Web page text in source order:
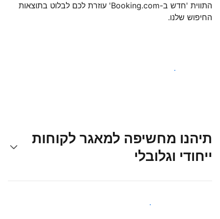
התווית 'חדש ב-Booking.com' עוזרת לכם לבלוט בתוצאות
החיפוש שלנו.
צאו לדרך עוד היום
תיהנו מחשיפה למאגר לקוחות
ייחודי וגלובלי
קבלו חשיפה בפני אורחים חדשים